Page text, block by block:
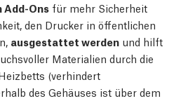
Add-Ons für mehr Sicherheit
den Drucker in öffentlichen
ausgestattet werden und hilft
Materialien durch die
(verhindert
des Gehäuses ist über dem